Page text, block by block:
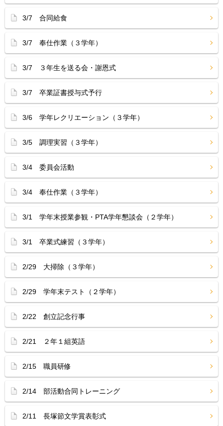
3/7 合同給食
3/7 奉仕作業（３学年）
3/7 ３年生を送る会・謝恩式
3/7 卒業証書授与式予行
3/6 学年レクリエーション（３学年）
3/5 調理実習（３学年）
3/4 委員会活動
3/4 奉仕作業（３学年）
3/1 学年末授業参観・PTA学年懇談会（２学年）
3/1 卒業式練習（３学年）
2/29 大掃除（３学年）
2/29 学年末テスト（２学年）
2/22 創立記念行事
2/21 ２年１組英語
2/15 職員研修
2/14 部活動合同トレーニング
2/11 長塚節文学賞表彰式